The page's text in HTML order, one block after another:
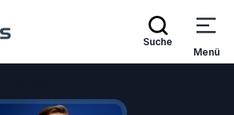
Suche
Menü